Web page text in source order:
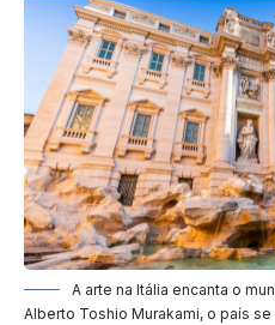
A arte na Itália encanta o
Alberto Toshio Murakami, o país